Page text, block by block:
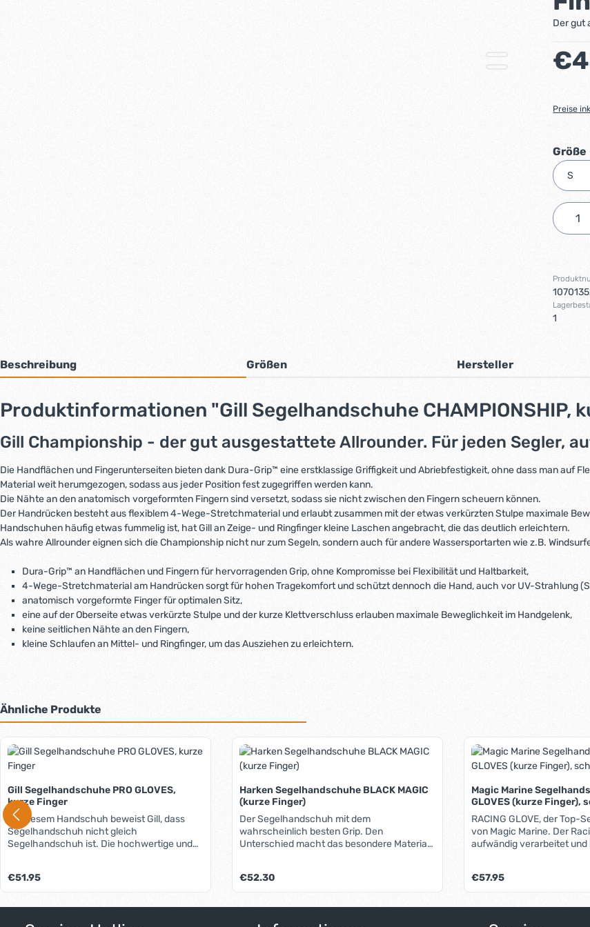
Der gut
Preise
Größe
1
Beschreibung Größen Hersteller
Produktinformationen "Gill Segelhandschuhe CHAMPIONSHIP,
Gill Championship - der gut ausgestattete Allrounder. Für jeden Segler,
Die Handflächen und Fingerunterseiten bieten dank Dura-Grip™ eine erstklassige Griffigkeit und Abriebfestigkeit, ohne dass man auf
Material weit herumgezogen, sodass aus jeder Position fest zugegriffen werden kann.
Die Nähte an den anatomisch vorgeformten Fingern sind versetzt, sodass sie nicht zwischen den Fingern scheuern können.
Der Handrücken besteht aus flexiblem 4-Wege-Stretchmaterial und erlaubt zusammen mit der etwas verkürzten Stulpe maximale
Handschuhen häufig etwas fummelig ist, hat Gill an Zeige- und Ringfinger kleine Laschen angebracht, die das deutlich erleichtern.
Als wahre Allrounder eignen sich die Championship nicht nur zum Segeln, sondern auch für andere Wassersportarten wie z.B.
Dura-Grip™ an Handflächen und Fingern für hervorragenden Grip, ohne Kompromisse bei Flexibilität und Haltbarkeit,
4-Wege-Stretchmaterial am Handrücken sorgt für hohen Tragekomfort und schützt dennoch die Hand, auch vor UV-Strahlung
anatomisch vorgeformte Finger für optimalen Sitz,
eine auf der Oberseite etwas verkürzte Stulpe und der kurze Klettverschluss erlauben maximale Beweglichkeit im Handgelenk,
keine seitlichen Nähte an den Fingern,
kleine Schlaufen an Mittel- und Ringfinger, um das Ausziehen zu erleichtern.
Ähnliche Produkte
Produktgalerie überspringen
Gill Segelhandschuhe PRO GLOVES,
kurze Finger
Mit diesem Handschuh beweist Gill, dass
Segelhandschuh nicht gleich
Segelhandschuh ist. Die hochwertige und
Klasse: Weit herumgezogene Handflächen-
und Fingerverstärkungen aus Proton-Ultra
XD™: 3 bis 5 mal haltbarer als
Regulärer Preis:
€51.95
Harken Segelhandschuhe BLACK MAGIC
(kurze Finger)
Der Segelhandschuh mit dem
wahrscheinlich besten Grip. Den
Unterschied macht das besondere Material
normalem Kunstleder oder Leder. Sie greifen
also nur mit der halben Kraft wie bisher.
Dieses ist besonders auf sportlichen Jollen
Regulärer Preis:
€52.30
Magic Marine
GLOVES (kurze Finger),
RACING GLOVE, der Top-
von Magic Marine. Der
aufwändig verarbeitet und
und griffigem XGrip®,
unverwüstlichen Kevlar®-
wurde. An den Handseiten
Regulärer Preis:
€57.95